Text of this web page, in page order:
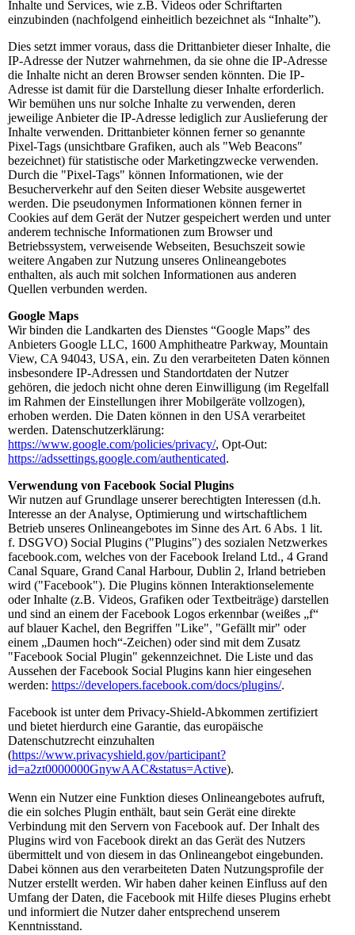
Inhalte und Services, wie z.B. Videos oder Schriftarten
einzubinden (nachfolgend einheitlich bezeichnet als “Inhalte”).
Dies setzt immer voraus, dass die Drittanbieter dieser Inhalte, die
IP-Adresse der Nutzer wahrnehmen, da sie ohne die IP-Adresse
die Inhalte nicht an deren Browser senden könnten. Die IP-
Adresse ist damit für die Darstellung dieser Inhalte erforderlich.
Wir bemühen uns nur solche Inhalte zu verwenden, deren
jeweilige Anbieter die IP-Adresse lediglich zur Auslieferung der
Inhalte verwenden. Drittanbieter können ferner so genannte
Pixel-Tags (unsichtbare Grafiken, auch als "Web Beacons"
bezeichnet) für statistische oder Marketingzwecke verwenden.
Durch die "Pixel-Tags" können Informationen, wie der
Besucherverkehr auf den Seiten dieser Website ausgewertet
werden. Die pseudonymen Informationen können ferner in
Cookies auf dem Gerät der Nutzer gespeichert werden und unter
anderem technische Informationen zum Browser und
Betriebssystem, verweisende Webseiten, Besuchszeit sowie
weitere Angaben zur Nutzung unseres Onlineangebotes
enthalten, als auch mit solchen Informationen aus anderen
Quellen verbunden werden.
Google Maps
Wir binden die Landkarten des Dienstes “Google Maps” des
Anbieters Google LLC, 1600 Amphitheatre Parkway, Mountain
View, CA 94043, USA, ein. Zu den verarbeiteten Daten können
insbesondere IP-Adressen und Standortdaten der Nutzer
gehören, die jedoch nicht ohne deren Einwilligung (im Regelfall
im Rahmen der Einstellungen ihrer Mobilgeräte vollzogen),
erhoben werden. Die Daten können in den USA verarbeitet
werden. Datenschutzerklärung:
https://www.google.com/policies/privacy/, Opt-Out:
https://adssettings.google.com/authenticated.
Verwendung von Facebook Social Plugins
Wir nutzen auf Grundlage unserer berechtigten Interessen (d.h.
Interesse an der Analyse, Optimierung und wirtschaftlichem
Betrieb unseres Onlineangebotes im Sinne des Art. 6 Abs. 1 lit.
f. DSGVO) Social Plugins ("Plugins") des sozialen Netzwerkes
facebook.com, welches von der Facebook Ireland Ltd., 4 Grand
Canal Square, Grand Canal Harbour, Dublin 2, Irland betrieben
wird ("Facebook"). Die Plugins können Interaktionselemente
oder Inhalte (z.B. Videos, Grafiken oder Textbeiträge) darstellen
und sind an einem der Facebook Logos erkennbar (weißes „f“
auf blauer Kachel, den Begriffen "Like", "Gefällt mir" oder
einem „Daumen hoch“-Zeichen) oder sind mit dem Zusatz
"Facebook Social Plugin" gekennzeichnet. Die Liste und das
Aussehen der Facebook Social Plugins kann hier eingesehen
werden: https://developers.facebook.com/docs/plugins/.
Facebook ist unter dem Privacy-Shield-Abkommen zertifiziert
und bietet hierdurch eine Garantie, das europäische
Datenschutzrecht einzuhalten
(https://www.privacyshield.gov/participant?
id=a2zt0000000GnywAAC&status=Active).
Wenn ein Nutzer eine Funktion dieses Onlineangebotes aufruft,
die ein solches Plugin enthält, baut sein Gerät eine direkte
Verbindung mit den Servern von Facebook auf. Der Inhalt des
Plugins wird von Facebook direkt an das Gerät des Nutzers
übermittelt und von diesem in das Onlineangebot eingebunden.
Dabei können aus den verarbeiteten Daten Nutzungsprofile der
Nutzer erstellt werden. Wir haben daher keinen Einfluss auf den
Umfang der Daten, die Facebook mit Hilfe dieses Plugins erhebt
und informiert die Nutzer daher entsprechend unserem
Kenntnisstand.